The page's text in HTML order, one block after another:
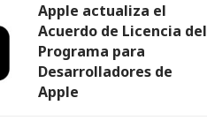
Apple actualiza el
Acuerdo de Licencia del
Programa para
Desarrolladores de
Apple